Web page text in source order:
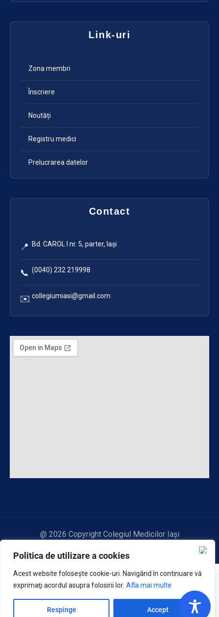
Politica de utilizare a cookies
Acest website foloseşte cookie-uri. Navigând în continuare vă
exprimaţi acordul asupra folosirii lor. Afla mai multe
Respinge Accept
Link-uri
Zona membri
Înscriere
Noutăți
Registru medici
Prelucrarea datelor
Contact
📍 Bd. CAROL I nr. 5, parter, Iași
📞 (0040) 232 219998
✉️ collegiumiasi@gmail.com
@ 2026 Copyright Colegiul Medicilor Iași
Asistent virtual
1